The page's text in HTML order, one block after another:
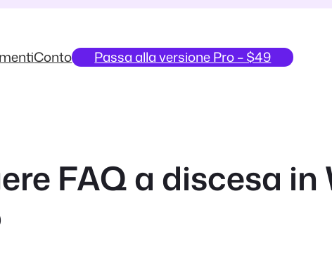
Conto Passa alla versione Pro – $49
FAQ a discesa in